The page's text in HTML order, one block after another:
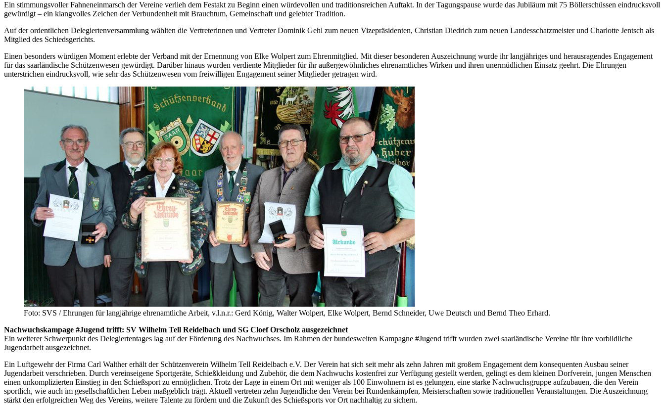
Ein stimmungsvoller Fahneneinmarsch der Vereine verlieh dem Festakt zu Beginn einen würdevollen und traditionsreichen Auftakt. In der Tagungspause wurde das Jubiläum mit 75 Böllerschüssen eindrucksvoll
gewürdigt – ein klangvolles Zeichen der Verbundenheit mit Brauchtum, Gemeinschaft und gelebter Tradition.
Auf der ordentlichen Delegiertenversammlung wählten die Vertreterinnen und Vertreter Dominik Gehl zum neuen Vizepräsidenten, Christian Diedrich zum neuen Landesschatzmeister und Charlotte Jentsch als
Mitglied des Schiedsgerichts.
Einen besonders würdigen Moment erlebte der Verband mit der Ernennung von Elke Wolpert zum Ehrenmitglied. Mit dieser besonderen Auszeichnung wurde ihr langjähriges und herausragendes Engagement
für das saarländische Schützenwesen gewürdigt. Darüber hinaus wurden verdiente Mitglieder für ihr außergewöhnliches ehrenamtliches Wirken und ihren unermüdlichen Einsatz geehrt. Die Ehrungen
unterstrichen eindrucksvoll, wie sehr das Schützenwesen vom freiwilligen Engagement seiner Mitglieder getragen wird.
Foto: SVS / Ehrungen für langjährige ehrenamtliche Arbeit, v.l.n.r.: Gerd König, Walter Wolpert, Elke Wolpert, Bernd Schneider, Uwe Deutsch und Bernd Theo Erhard.
Nachwuchskampage #Jugend trifft: SV Wilhelm Tell Reidelbach und SG Cloef Orscholz ausgezeichnet
Ein weiterer Schwerpunkt des Delegiertentages lag auf der Förderung des Nachwuchses. Im Rahmen der bundesweiten Kampagne #Jugend trifft wurden zwei saarländische Vereine für ihre vorbildliche
Jugendarbeit ausgezeichnet.
Ein Luftgewehr der Firma Carl Walther erhält der Schützenverein Wilhelm Tell Reidelbach e.V. Der Verein hat sich seit mehr als zehn Jahren mit großem Engagement dem konsequenten Ausbau seiner
Jugendarbeit verschrieben. Durch vereinseigene Sportgeräte, Schießkleidung und Zubehör, die dem Nachwuchs kostenfrei zur Verfügung gestellt werden, gelingt es dem kleinen Dorfverein, jungen Menschen
einen unkomplizierten Einstieg in den Schießsport zu ermöglichen. Trotz der Lage in einem Ort mit weniger als 100 Einwohnern ist es gelungen, eine starke Nachwuchsgruppe aufzubauen, die den Verein
sportlich, wie auch im gesellschaftlichen Leben maßgeblich trägt. Aktuell vertreten zehn Jugendliche den Verein bei Rundenkämpfen, Meisterschaften sowie traditionellen Veranstaltungen. Die Auszeichnung
stärkt den erfolgreichen Weg des Vereins, weitere Talente zu fördern und die Zukunft des Schießsports vor Ort nachhaltig zu sichern.